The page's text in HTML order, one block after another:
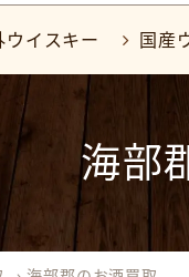
ウイスキー 国産
海部